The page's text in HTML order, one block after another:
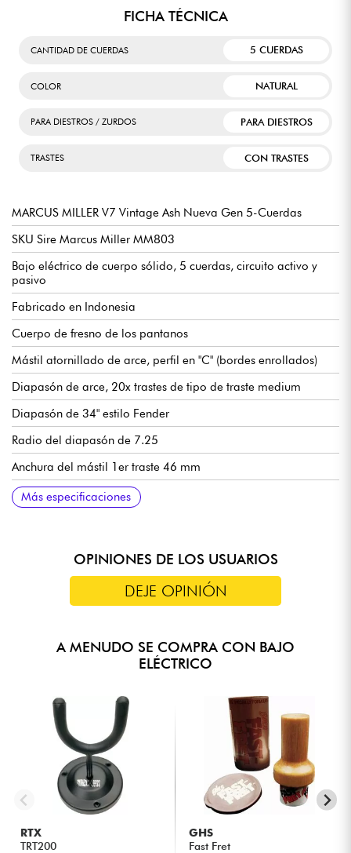
FICHA TÉCNICA
CANTIDAD DE CUERDAS 5 CUERDAS
COLOR NATURAL
PARA DIESTROS / ZURDOS PARA DIESTROS
TRASTES CON TRASTES
MARCUS MILLER V7 Vintage Ash Nueva Gen 5-Cuerdas
SKU Sire Marcus Miller MM803
Bajo eléctrico de cuerpo sólido, 5 cuerdas, circuito activo y
pasivo
Fabricado en Indonesia
Cuerpo de fresno de los pantanos
Mástil atornillado de arce, perfil en "C" (bordes enrollados)
Diapasón de arce, 20x trastes de tipo de traste medium
Diapasón de 34" estilo Fender
Radio del diapasón de 7.25
Anchura del mástil 1er traste 46 mm
Juego de pastillas Sire Vintage-J Revolution
Preamplificador Sire Heritage-3, conmutable activo/pasivo
(18v mediante 2 pilas de 9v)
Control de volumen
Tono
Balance de micrófono
Agudos/medios (potenciómetros concéntricos)
Graves (push/pull para modos activo o pasivo)
Puente Sire Vintage-S
Sire Premium Light Weight clavijas de afinación abiertas
Acabado brillante del cuerpo
Mástil satinado
Más especificaciones
OPINIONES DE LOS USUARIOS
DEJE OPINIÓN
A MENUDO SE COMPRA CON BAJO
ELÉCTRICO
RTX
TRT200
GHS
Fast Fret